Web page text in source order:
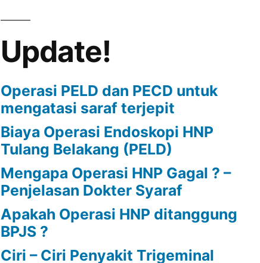
Update!
Operasi PELD dan PECD untuk
mengatasi saraf terjepit
Biaya Operasi Endoskopi HNP
Tulang Belakang (PELD)
Mengapa Operasi HNP Gagal ? –
Penjelasan Dokter Syaraf
Apakah Operasi HNP ditanggung
BPJS ?
Ciri – Ciri Penyakit Trigeminal